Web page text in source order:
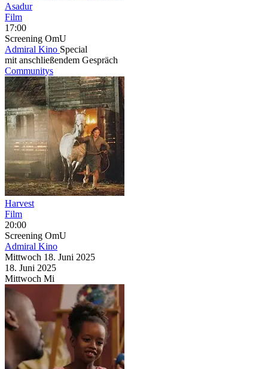
Asadur
Film
17:00
Screening OmU
Admiral Kino Special
mit anschließendem Gespräch
Communitys
Harvest
Film
20:00
Screening OmU
Admiral Kino
Mittwoch 18. Juni 2025
18. Juni 2025
Mittwoch Mi